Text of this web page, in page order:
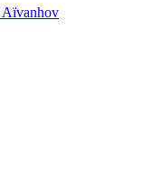
Aïvanhov